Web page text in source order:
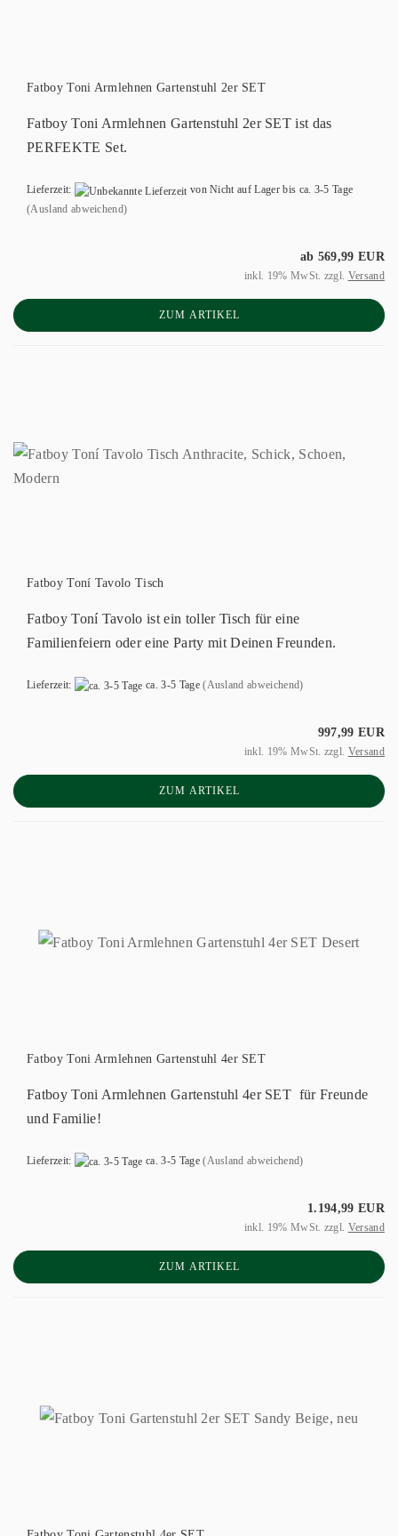
Fatboy Toni Armlehnen Gartenstuhl 2er SET
Fatboy Toni Armlehnen Gartenstuhl 2er SET ist das
PERFEKTE Set.
Lieferzeit:
von Nicht auf Lager bis ca. 3-5 Tage
(Ausland abweichend)
ab 569,99 EUR
inkl. 19% MwSt. zzgl. Versand
ZUM ARTIKEL
Fatboy Toní Tavolo Tisch
Fatboy Toní Tavolo ist ein toller Tisch für eine
Familienfeiern oder eine Party mit Deinen Freunden.
Lieferzeit: ca. 3-5 Tage (Ausland abweichend)
997,99 EUR
inkl. 19% MwSt. zzgl. Versand
ZUM ARTIKEL
Fatboy Toni Armlehnen Gartenstuhl 4er SET
Fatboy Toni Armlehnen Gartenstuhl 4er SET für Freunde
und Familie!
Lieferzeit: ca. 3-5 Tage (Ausland abweichend)
1.194,99 EUR
inkl. 19% MwSt. zzgl. Versand
ZUM ARTIKEL